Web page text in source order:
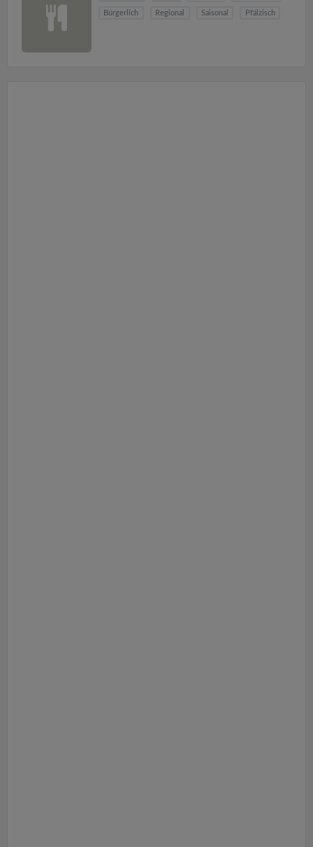
Bürgerlich Regional Saisonal Pfälzisch